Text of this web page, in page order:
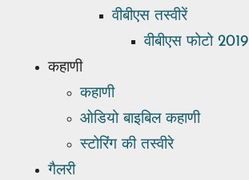
वीबीएस तस्वीरें
वीबीएस फोटो 2019
कहाणी
कहाणी
ओडियो बाइबिल कहाणी
स्टोरिंग की तस्वीरे
गैलरी